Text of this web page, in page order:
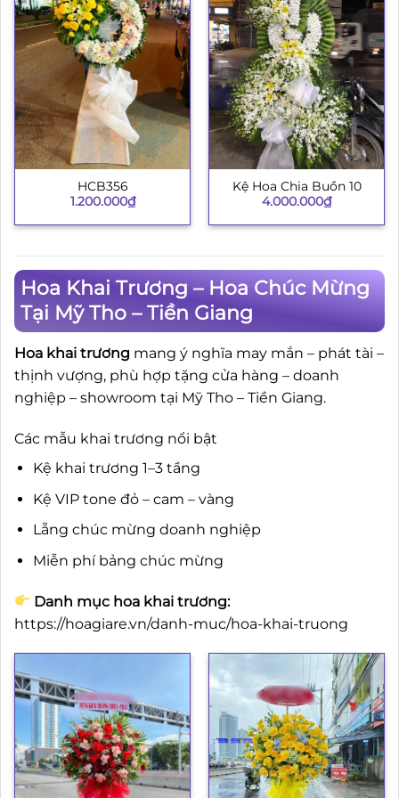
HCB356
1.200.000₫
Kệ Hoa Chia Buồn 10
4.000.000₫
Hoa Khai Trương – Hoa Chúc Mừng
Tại Mỹ Tho – Tiền Giang
Hoa khai trương mang ý nghĩa may mắn – phát tài –
thịnh vượng, phù hợp tặng cửa hàng – doanh
nghiệp – showroom tại Mỹ Tho – Tiền Giang.
Các mẫu khai trương nổi bật
Kệ khai trương 1–3 tầng
Kệ VIP tone đỏ – cam – vàng
Lẵng chúc mừng doanh nghiệp
Miễn phí bảng chúc mừng
Danh mục hoa khai trương:
https://hoagiare.vn/danh-muc/hoa-khai-truong